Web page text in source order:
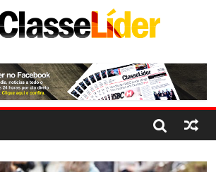
NA DUTRA SERÁ BLOQUEADO NO FIM
E QUELUZ NA RETA FINAL
COLA!